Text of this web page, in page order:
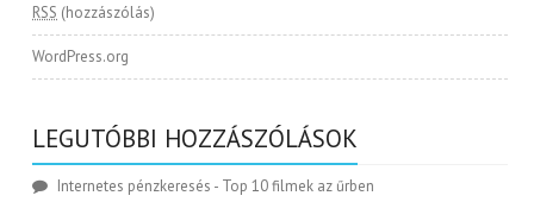
RSS (hozzászólás)
WordPress.org
LEGUTÓBBI HOZZÁSZÓLÁSOK
Internetes pénzkeresés - Top 10 filmek az űrben